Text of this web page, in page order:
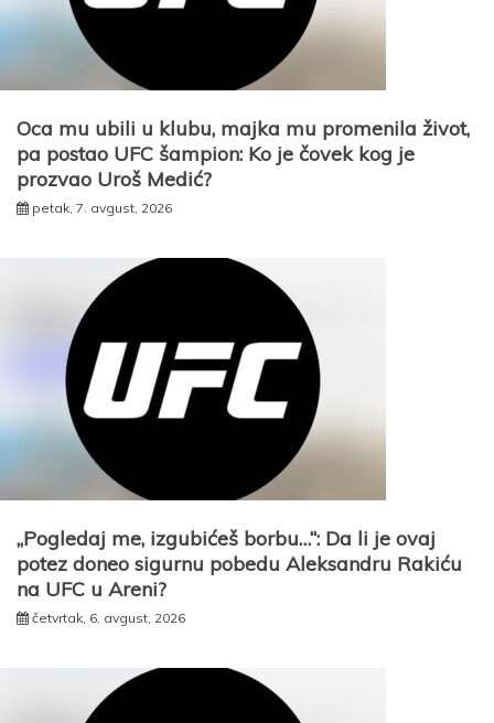
Oca mu ubili u klubu, majka mu promenila život,
pa postao UFC šampion: Ko je čovek kog je
prozvao Uroš Medić?
petak, 7. avgust, 2026
„Pogledaj me, izgubićeš borbu…“: Da li je ovaj
potez doneo sigurnu pobedu Aleksandru Rakiću
na UFC u Areni?
četvrtak, 6. avgust, 2026